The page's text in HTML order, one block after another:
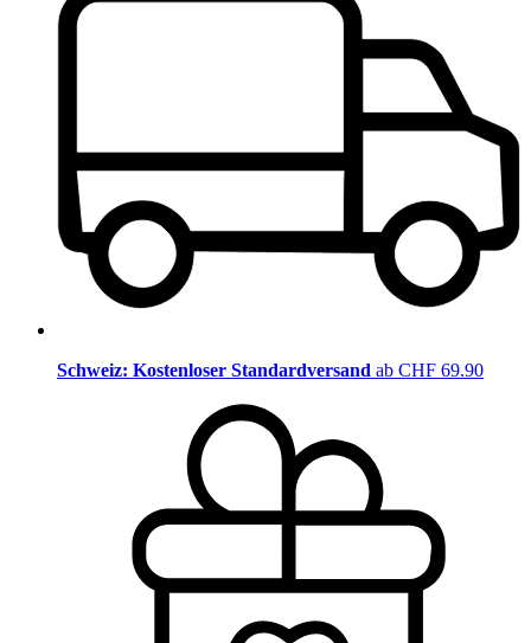
Schweiz: Kostenloser Standardversand ab CHF 69.90